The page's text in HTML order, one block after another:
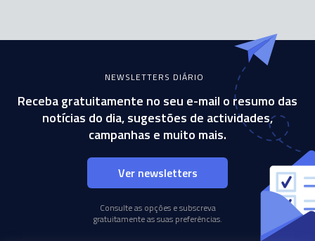
NEWSLETTERS DIÁRIO
Receba gratuitamente no seu e-mail o resumo das
notícias do dia, sugestões de actividades,
campanhas e muito mais.
Ver newsletters
Consulte as opções e subscreva
gratuitamente as suas preferências.